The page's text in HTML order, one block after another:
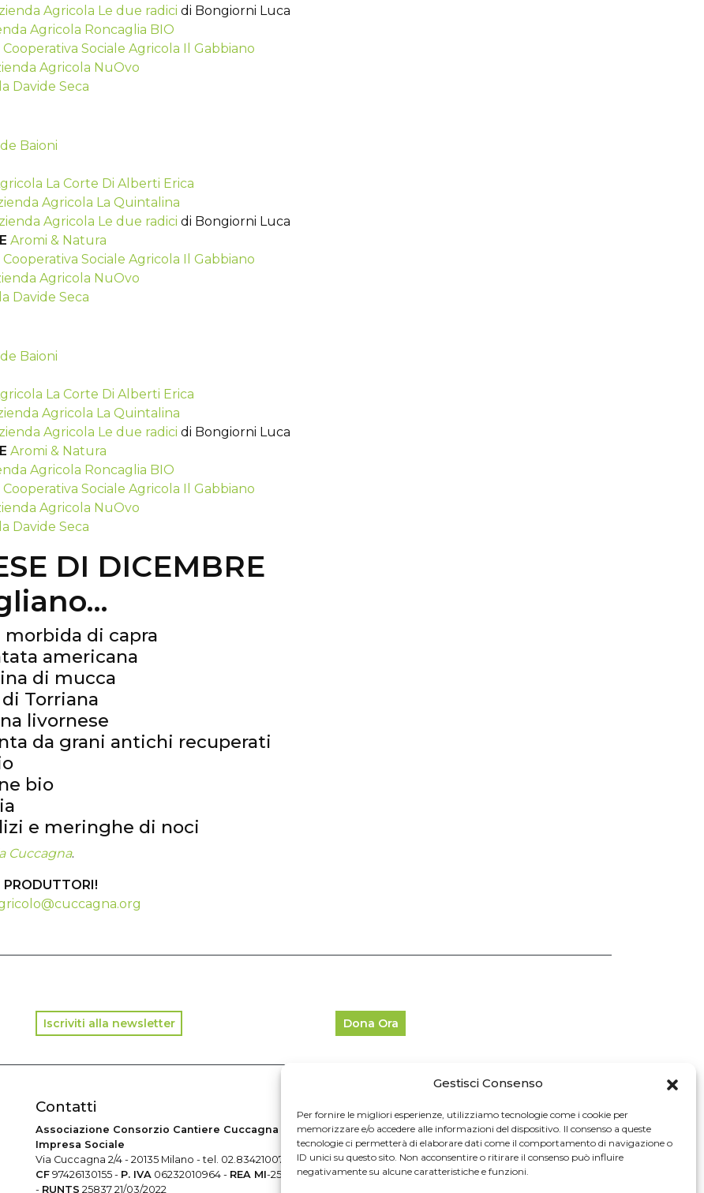
Gestisci Consenso
Per fornire le migliori esperienze, utilizziamo tecnologie come i cookie per
memorizzare e/o accedere alle informazioni del dispositivo. Il consenso a queste
tecnologie ci permetterà di elaborare dati come il comportamento di navigazione o
ID unici su questo sito. Non acconsentire o ritirare il consenso può influire
negativamente su alcune caratteristiche e funzioni.
Agricola Le due radici di Bongiorni Luca
Agricola Roncaglia BIO
Cooperativa Sociale Agricola Il Gabbiano
Agricola NuOvo
Davide Seca
Baioni
La Corte Di Alberti Erica
Agricola La Quintalina
Agricola Le due radici di Bongiorni Luca
Aromi & Natura
Cooperativa Sociale Agricola Il Gabbiano
Agricola NuOvo
Davide Seca
Baioni
La Corte Di Alberti Erica
Agricola La Quintalina
Agricola Le due radici di Bongiorni Luca
Aromi & Natura
Agricola Roncaglia BIO
Cooperativa Sociale Agricola Il Gabbiano
Agricola NuOvo
Davide Seca
DI DICEMBRE
morbida di capra
americana
di mucca
Torriana
livornese
da grani antichi recuperati
bio
e meringhe di noci
Cuccagna.
PRODUTTORI!
Iscriviti alla newsletter Dona Ora
Contatti
Associazione Consorzio Cantiere Cuccagna
Impresa Sociale
Via Cuccagna 2/4 - 20135 Milano - tel. 02.83421007
CF 97426130155 - P. IVA 06232010964 - REA MI-2522352
- RUNTS 25837 21/03/2022
© 2024 Cascina Cuccagna. Tutti i diritti riservati.
Privacy Policy
Credits